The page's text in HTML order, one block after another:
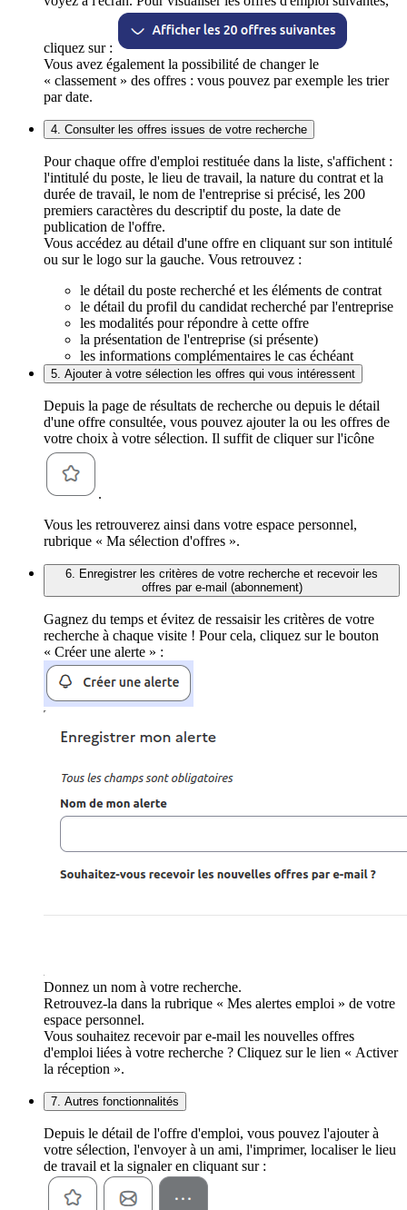
cliquez sur :
Vous avez également la possibilité de changer le
« classement » des offres : vous pouvez par exemple les trier
par date.
4. Consulter les offres issues de votre recherche
Pour chaque offre d'emploi restituée dans la liste, s'affichent :
l'intitulé du poste, le lieu de travail, la nature du contrat et la
durée de travail, le nom de l'entreprise si précisé, les 200
premiers caractères du descriptif du poste, la date de
publication de l'offre.
Vous accédez au détail d'une offre en cliquant sur son intitulé
ou sur le logo sur la gauche. Vous retrouvez :
le détail du poste recherché et les éléments de contrat
le détail du profil du candidat recherché par l'entreprise
les modalités pour répondre à cette offre
la présentation de l'entreprise (si présente)
les informations complémentaires le cas échéant
5. Ajouter à votre sélection les offres qui vous intéressent
Depuis la page de résultats de recherche ou depuis le détail
d'une offre consultée, vous pouvez ajouter la ou les offres de
votre choix à votre sélection. Il suffit de cliquer sur l'icône
.
Vous les retrouverez ainsi dans votre espace personnel,
rubrique « Ma sélection d'offres ».
6. Enregistrer les critères de votre recherche et recevoir les
offres par e-mail (abonnement)
Gagnez du temps et évitez de ressaisir les critères de votre
recherche à chaque visite ! Pour cela, cliquez sur le bouton
« Créer une alerte » :
Donnez un nom à votre recherche.
Retrouvez-la dans la rubrique « Mes alertes emploi » de votre
espace personnel.
Vous souhaitez recevoir par e-mail les nouvelles offres
d'emploi liées à votre recherche ? Cliquez sur le lien « Activer
la réception ».
7. Autres fonctionnalités
Depuis le détail de l'offre d'emploi, vous pouvez l'ajouter à
votre sélection, l'envoyer à un ami, l'imprimer, localiser le lieu
de travail et la signaler en cliquant sur :